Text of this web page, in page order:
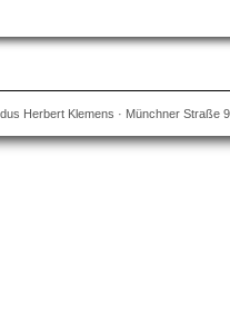
Herbert Klemens · Münchner Straße